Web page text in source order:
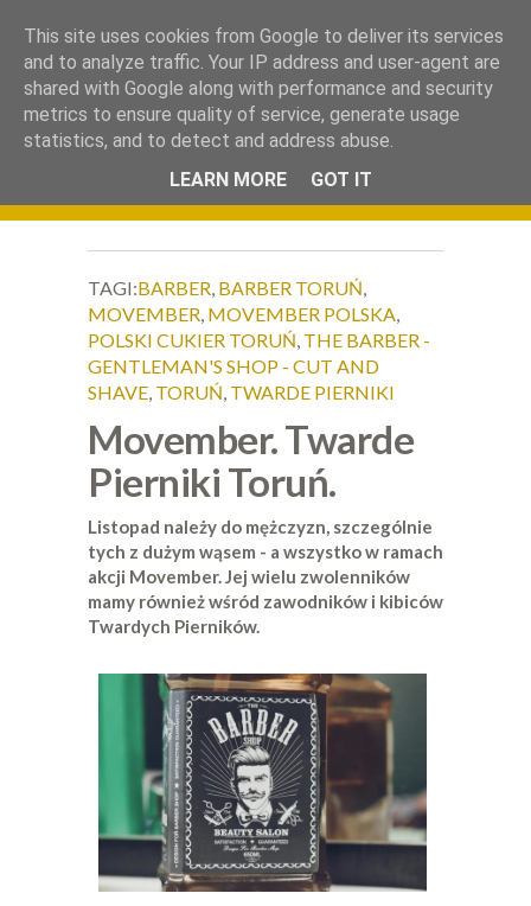
Okiem Obiektywu.
TAGI:BARBER, BARBER TORUŃ,
MOVEMBER, MOVEMBER POLSKA,
POLSKI CUKIER TORUŃ, THE BARBER -
GENTLEMAN'S SHOP - CUT AND
SHAVE, TORUŃ, TWARDE PIERNIKI
Movember. Twarde
Pierniki Toruń.
Listopad należy do mężczyzn, szczególnie
tych z dużym wąsem - a wszystko w ramach
akcji Movember. Jej wielu zwolenników
mamy również wśród zawodników i kibiców
Twardych Pierników.
This site uses cookies from Google to deliver its services
and to analyze traffic. Your IP address and user-agent are
shared with Google along with performance and security
metrics to ensure quality of service, generate usage
statistics, and to detect and address abuse.
LEARN MORE
GOT IT